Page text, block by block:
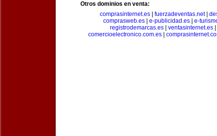
Otros dominios en venta:
comprasinternet.es| fuerzadeventas.net|
comprasweb.es
e-publicidad.es
e-
registrodemarcas.es| ventasinternet.es|
comercioelectronico.com.es